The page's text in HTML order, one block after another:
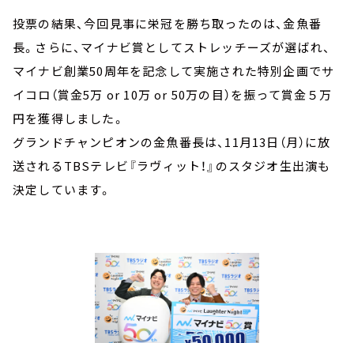
投票の結果、今回見事に栄冠を勝ち取ったのは、金魚番
長。さらに、マイナビ賞としてストレッチーズが選ばれ、
マイナビ創業50周年を記念して実施された特別企画でサ
イコロ（賞金5万 or 10万 or 50万の目）を振って賞金５万
円を獲得しました。
グランドチャンピオンの金魚番長は、11月13日（月）に放
送されるTBSテレビ『ラヴィット！』のスタジオ生出演も
決定しています。